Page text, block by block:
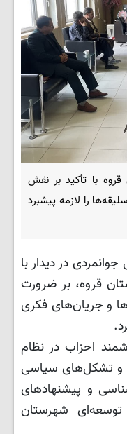
با تأکید بر نقش
را لازمه پیشبرد
در دیدار با
قروه، بر ضرورت
و جریان‌های فکری
احزاب در نظام
و تشکل‌های سیاسی
و پیشنهادهای
شهرستان